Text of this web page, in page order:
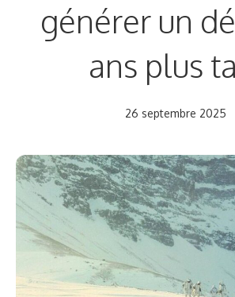
générer un
ans plus
26 septembre 2025